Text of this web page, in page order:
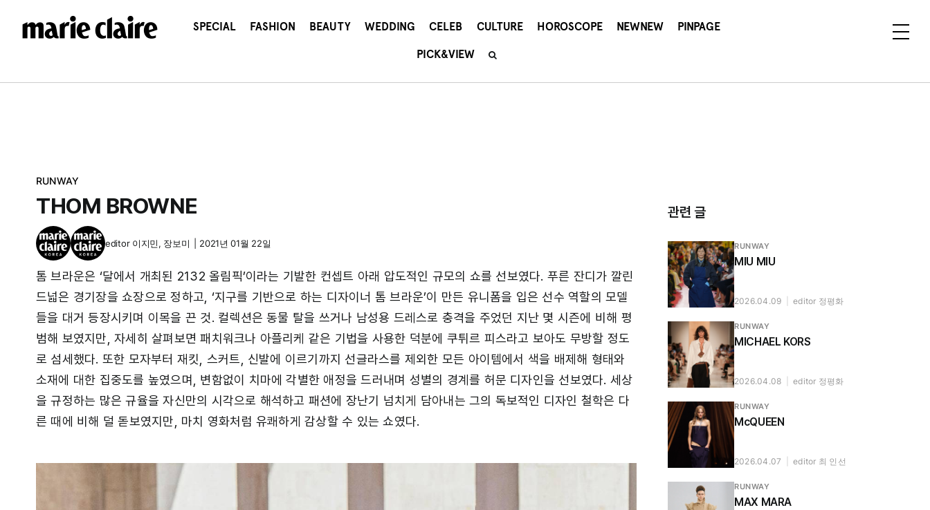
건
SPECIAL FASHION BEAUTY WEDDING CELEB CULTURE HOROSCOPE NEWNEW PINPAGE
PICK&VIEW
RUNWAY
THOM BROWNE
editor 이지민, 장보미 2021년 01월 22일
톰 브라운은 ‘달에서 개최된 2132 올림픽’이라는 기발한 컨셉트 아래 압도적인 규모의 쇼를 선보였다. 푸른 잔디가 깔린
드넓은 경기장을 쇼장으로 정하고, ‘지구를 기반으로 하는 디자이너 톰 브라운’이 만든 유니폼을 입은 선수 역할의 모델
들을 대거 등장시키며 이목을 끈 것. 컬렉션은 동물 탈을 쓰거나 남성용 드레스로 충격을 주었던 지난 몇 시즌에 비해 평
범해 보였지만, 자세히 살펴보면 패치워크나 아플리케 같은 기법을 사용한 덕분에 쿠튀르 피스라고 보아도 무방할 정도
로 섬세했다. 또한 모자부터 재킷, 스커트, 신발에 이르기까지 선글라스를 제외한 모든 아이템에서 색을 배제해 형태와
소재에 대한 집중도를 높였으며, 변함없이 치마에 각별한 애정을 드러내며 성별의 경계를 허문 디자인을 선보였다. 세상
을 규정하는 많은 규율을 자신만의 시각으로 해석하고 패션에 장난기 넘치게 담아내는 그의 독보적인 디자인 철학은 다
른 때에 비해 덜 돋보였지만, 마치 영화처럼 유쾌하게 감상할 수 있는 쇼였다.
관련 글
RUNWAY
MIU MIU
2026.04.09 editor 정평화
RUNWAY
MICHAEL KORS
2026.04.08 editor 정평화
RUNWAY
McQUEEN
2026.04.07 editor 최 인선
RUNWAY
MAX MARA